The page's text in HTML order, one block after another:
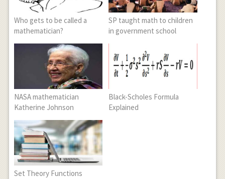
Who gets to be called a
mathematician?
SP taught math to children
in government school
NASA mathematician
Katherine Johnson
Black-Scholes Formula
Explained
Set Theory Functions